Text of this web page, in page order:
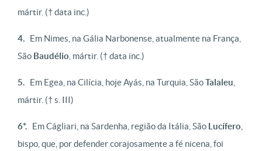
mártir. († data inc.)
4. Em Nimes, na Gália Narbonense, atualmente na França,
São Baudélio , mártir. († data inc.)
5. Em Egea, na Cilícia, hoje Ayás, na Turquia, SãoTalaleu
mártir. († s. III)
6*. Em Cágliari, na Sardenha, região da Itália, São Lucífero
bispo, que, por defender corajosamente a fé nicena, foi